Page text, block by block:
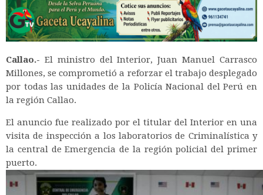
Callao.- El ministro del Interior, Juan Manuel Carrasco
Millones, se comprometió a reforzar el trabajo desplegado
por todas las unidades de la Policía Nacional del Perú en
la región Callao.
El anuncio fue realizado por el titular del Interior en una
visita de inspección a los laboratorios de Criminalística y
la central de Emergencia de la región policial del primer
puerto.